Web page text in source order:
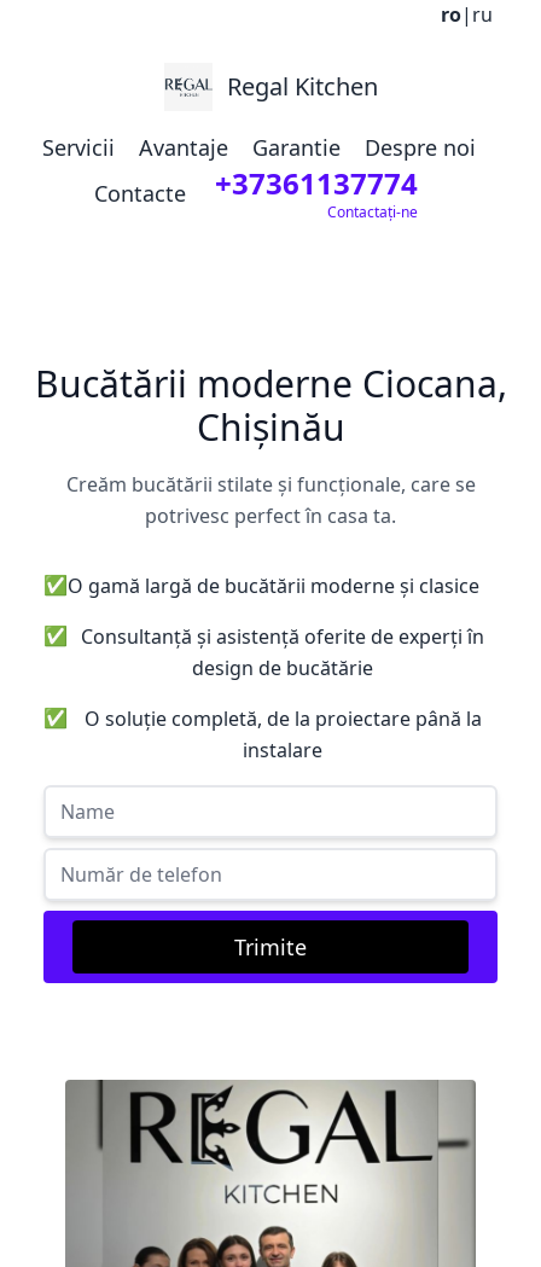
ro| ru
Regal Kitchen
Servicii Avantaje Garantie
Despre noi
Contacte
+37361137774
Contactați-ne
Bucătării moderne Ciocana,
Chișinău
Creăm bucătării stilate și funcționale, care se
potrivesc perfect în casa ta.
✅O gamă largă de bucătării moderne și clasice
✅ Consultanță și asistență oferite de experți în
design de bucătărie
✅
O soluție completă, de la proiectare până la
instalare
Trimite